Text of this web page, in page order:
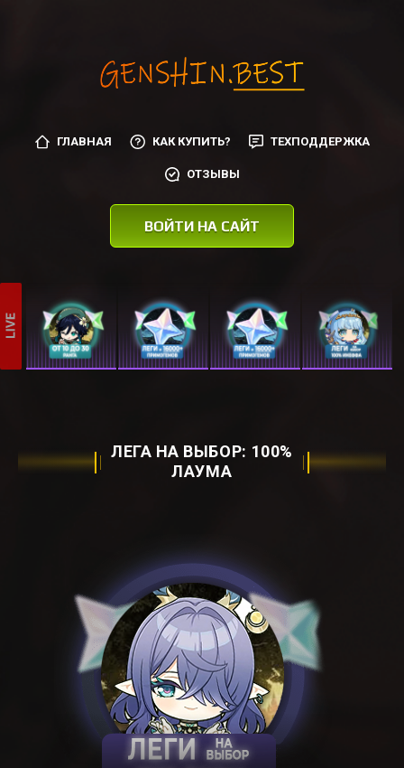
ГЛАВНАЯ КАК КУПИТЬ? ТЕХПОДДЕРЖКА
ОТЗЫВЫ
ВОЙТИ НА САЙТ
ЛЕГА НА ВЫБОР: ㅤ100%
ЛАУМАㅤ